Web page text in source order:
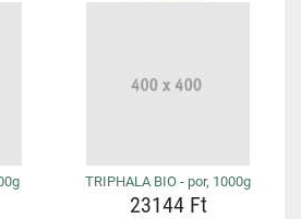
TRIPHALA BIO - por, 1000g
23144 Ft